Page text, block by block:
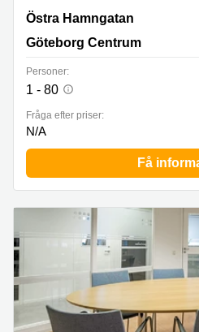
Östra Hamngatan 16, Göteborg
Östra Hamngatan
Göteborg Centrum
Personer:
1 - 80
Fråga efter priser:
N/A
Få